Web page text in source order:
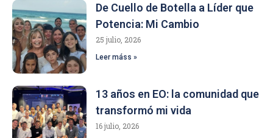
De Cuello de Botella a Líder que
Potencia: Mi Cambio
25 julio, 2026
Leer máss »
13 años en EO: la comunidad que
transformó mi vida
16 julio, 2026